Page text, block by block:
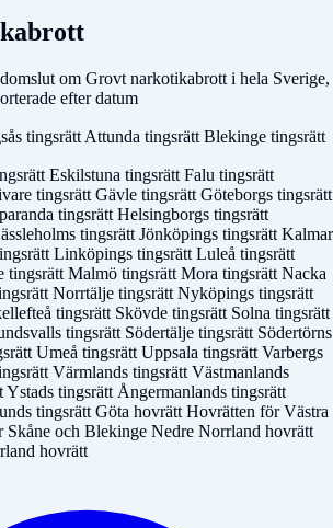
om Grovt narkotikabrott i hela Sverige,
efter datum
tingsrätt Attunda tingsrätt Blekinge tingsrätt
Eskilstuna tingsrätt Falu tingsrätt
tingsrätt Gävle tingsrätt Göteborgs tingsrätt
tingsrätt Helsingborgs tingsrätt
tingsrätt Jönköpings tingsrätt Kalmar
Linköpings tingsrätt Luleå tingsrätt
tingsrätt Malmö tingsrätt Mora tingsrätt Nacka
Norrtälje tingsrätt Nyköpings tingsrätt
tingsrätt Skövde tingsrätt Solna tingsrätt
tingsrätt Södertälje tingsrätt Södertörns
Umeå tingsrätt Uppsala tingsrätt Varbergs
Värmlands tingsrätt Västmanlands
Ystads tingsrätt Ångermanlands tingsrätt
tingsrätt Göta hovrätt Hovrätten för Västra
Skåne och Blekinge Nedre Norrland hovrätt
hovrätt